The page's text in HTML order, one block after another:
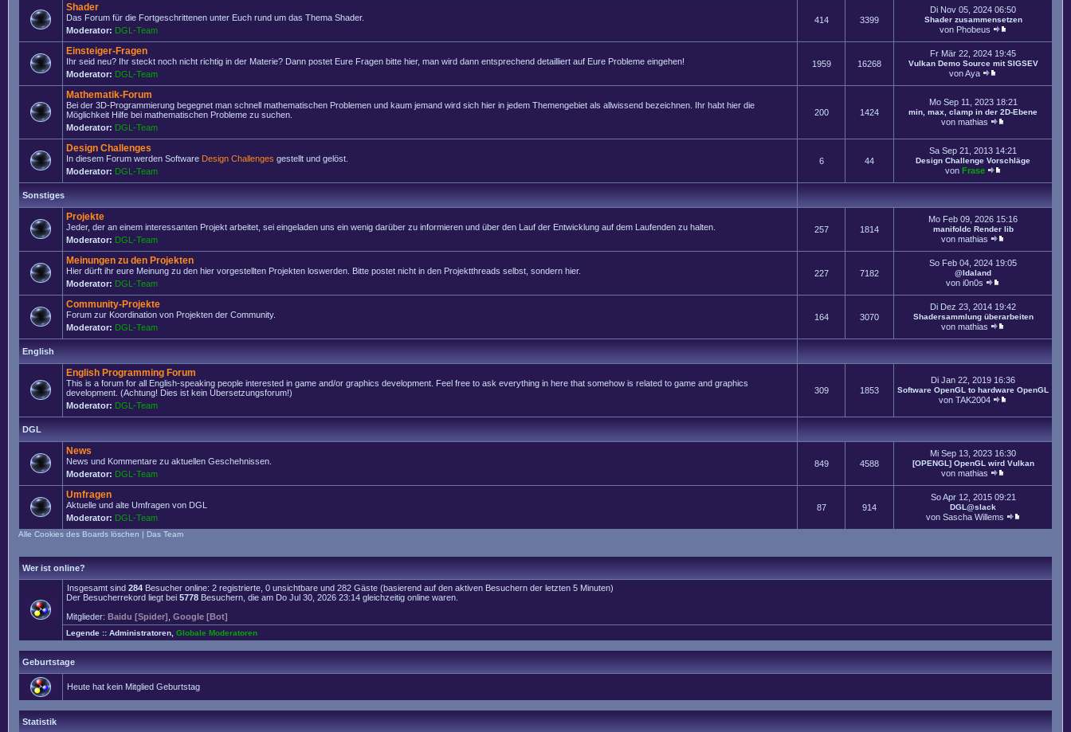
Shader
Das Forum für die Fortgeschrittenen unter Euch rund um das Thema Shader.
Moderator: DGL-Team
414 3399
Di Nov 05, 2024 06:50
Shader zusammensetzen
von Phobeus
Einsteiger-Fragen
Ihr seid neu? Ihr steckt noch nicht richtig in der Materie? Dann postet Eure Fragen bitte hier, man wird dann entsprechend detailliert auf Eure Probleme eingehen!
Moderator: DGL-Team
1959 16268
Fr Mär 22, 2024 19:45
Vulkan Demo Source mit SIGSEV
vonAya
Mathematik-Forum
Bei der 3D-Programmierung begegnet man schnell mathematischen Problemen und kaum jemand wird sich hier in jedem Themengebiet als allwissend bezeichnen. Ihr habt hier die
Möglichkeit Hilfe bei mathematischen Probleme zu suchen.
Moderator: DGL-Team
200 1424
Mo Sep 11, 2023 18:21
min, max, clamp in der 2D-Ebene
von mathias
Design Challenges
In diesem Forum werden Software Design Challenges gestellt und gelöst.
Moderator: DGL-Team
6 44
Sa Sep 21, 2013 14:21
Design Challenge Vorschläge
von Frase
Sonstiges
Projekte
Jeder, der an einem interessanten Projekt arbeitet, sei eingeladen uns ein wenig darüber zu informieren und über den Lauf der Entwicklung auf dem Laufenden zu halten.
Moderator: DGL-Team
257 1814
Mo Feb 09, 2026 15:16
manifoldc Render lib
von mathias
Meinungen zu den Projekten
Hier dürft ihr eure Meinung zu den hier vorgestellten Projekten loswerden. Bitte postet nicht in den Projektthreads selbst, sondern hier.
Moderator: DGL-Team
227 7182
So Feb 04, 2024 19:05
@Idaland
von i0n0s
Community-Projekte
Forum zur Koordination von Projekten der Community.
Moderator: DGL-Team
164 3070
Di Dez 23, 2014 19:42
Shadersammlung überarbeiten
von mathias
English
English Programming Forum
This is a forum for all English-speaking people interested in game and/or graphics development. Feel free to ask everything in here that somehow is related to game and graphics
development. (Achtung! Dies ist kein Übersetzungsforum!)
Moderator: DGL-Team
309 1853
Di Jan 22, 2019 16:36
Software OpenGL to hardware OpenGL
von TAK2004
DGL
News
News und Kommentare zu aktuellen Geschehnissen.
Moderator: DGL-Team
849 4588
Mi Sep 13, 2023 16:30
[OPENGL] OpenGL wird Vulkan
von mathias
Umfragen
Aktuelle und alte Umfragen von DGL
Moderator: DGL-Team
87 914
So Apr 12, 2015 09:21
DGL@slack
von Sascha Willems
Alle Cookies des Boards löschen | Das Team
Wer ist online?
Insgesamt sind 284 Besucher online: 2 registrierte, 0 unsichtbare und 282 Gäste (basierend auf den aktiven Besuchern der letzten 5 Minuten)
Der Besucherrekord liegt bei 5778 Besuchern, die am Do Jul 30, 2026 23:14 gleichzeitig online waren.
Mitglieder: Baidu [Spider] Google [Bot]
Legende :: Administratoren Globale Moderatoren
Geburtstage
Heute hat kein Mitglied Geburtstag
Statistik